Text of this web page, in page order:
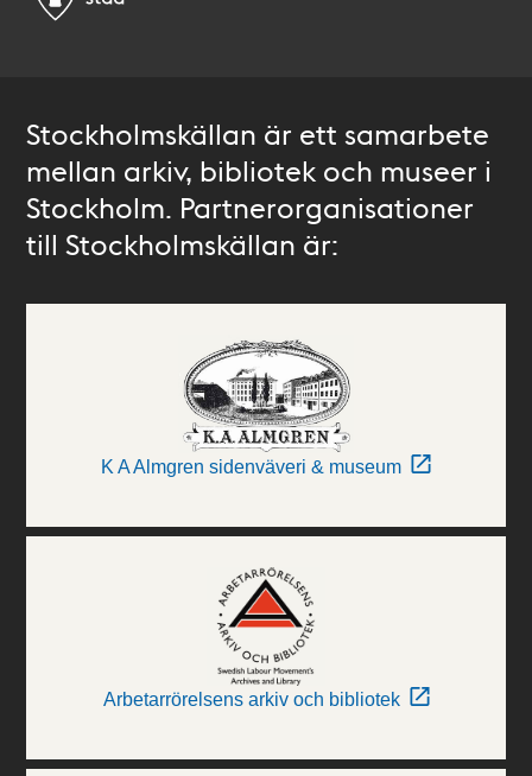
Stockholmskällan är ett samarbete
mellan arkiv, bibliotek och museer i
Stockholm. Partnerorganisationer
till Stockholmskällan är:
K A Almgren sidenväveri & museum
Arbetarrörelsens arkiv och bibliotek